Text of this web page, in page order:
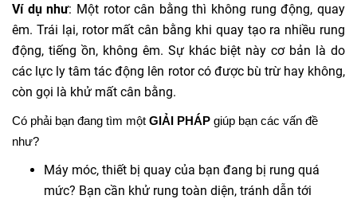
Ví dụ như: Một rotor cân bằng thì không rung động, quay
êm. Trái lại, rotor mất cân bằng khi quay tạo ra nhiều rung
động, tiếng ồn, không êm. Sự khác biệt này cơ bản là do
các lực ly tâm tác động lên rotor có được bù trừ hay không,
còn gọi là khử mất cân bằng.
Có phải bạn đang tìm một GIẢI PHÁP giúp bạn các vấn đề
như?
Máy móc, thiết bị quay của bạn đang bị rung quá
mức? Bạn cần khử rung toàn diện, tránh dẫn tới